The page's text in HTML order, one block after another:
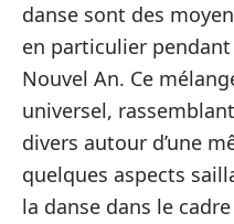
danse sont des
en particulier
Nouvel An. Ce
universel,
divers autour d’une
quelques aspects
la danse dans le